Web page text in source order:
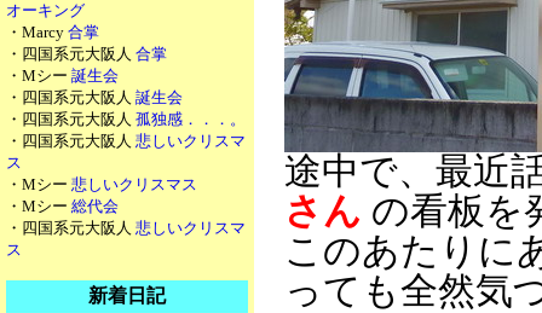
オーキング
・Marcy 合掌
・四国系元大阪人 合掌
・Mシー 誕生会
・四国系元大阪人 誕生会
・四国系元大阪人 孤独感．．．。
・四国系元大阪人 悲しいクリスマ
ス
・Mシー 悲しいクリスマス
・Mシー 総代会
・四国系元大阪人 悲しいクリスマ
ス
新着日記
途中で、最近
さん の看板を
このあたりに
っても全然気